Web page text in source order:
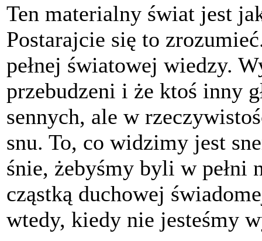
Ten materialny świat jest
Postarajcie się to
pełnej światowej wiedzy.
przebudzeni i że ktoś inny
sennych, ale w
snu. To, co widzimy jest
śnie, żebyśmy byli w pełni
cząstką duchowej
wtedy, kiedy nie jesteśmy